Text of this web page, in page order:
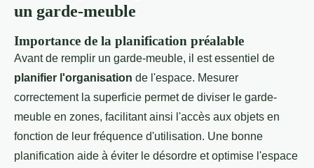
un garde-meuble
Importance de la planification préalable
Avant de remplir un garde-meuble, il est essentiel de
planifier l'organisation de l'espace. Mesurer
correctement la superficie permet de diviser le garde-
meuble en zones, facilitant ainsi l'accès aux objets en
fonction de leur fréquence d'utilisation. Une bonne
planification aide à éviter le désordre et optimise l'espace